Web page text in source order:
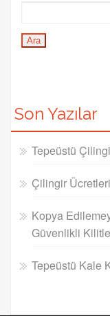
Son Yazılar
Tepeüstü
Çilingir Ücretleri
Kopya
Güvenlikli
Tepeüstü Kale